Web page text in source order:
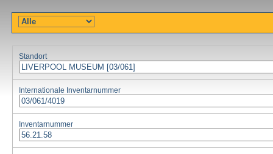
Standort
Internationale Inventarnummer
Inventarnummer